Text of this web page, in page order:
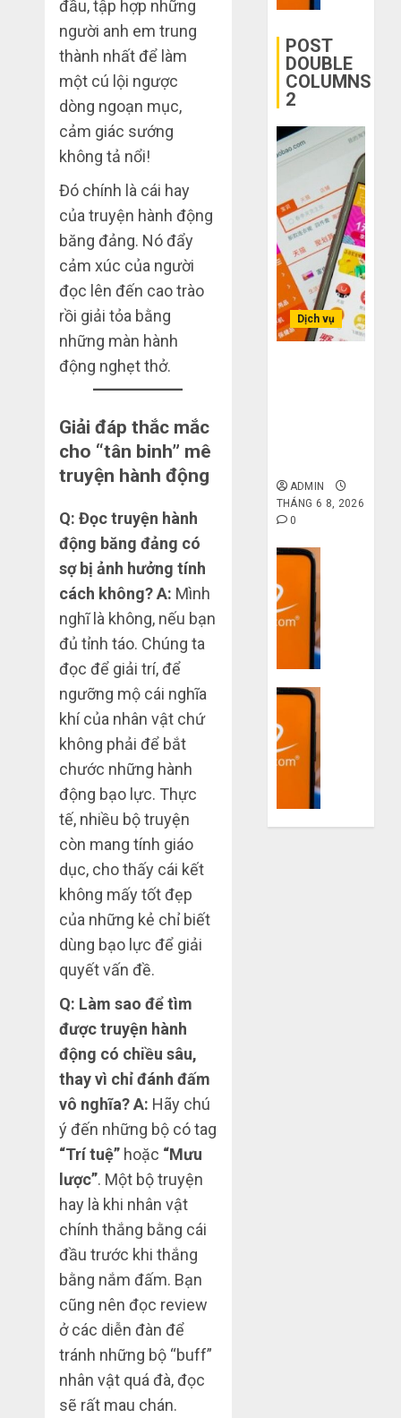
đầu, tập hợp những
người anh em trung
thành nhất để làm
một cú lội ngược
dòng ngoạn mục,
cảm giác sướng
không tả nổi!
Đó chính là cái hay
của truyện hành động
băng đảng. Nó đẩy
cảm xúc của người
đọc lên đến cao trào
rồi giải tỏa bằng
những màn hành
động nghẹt thở.
Giải đáp thắc mắc
cho “tân binh” mê
truyện hành động
Q: Đọc truyện hành
động băng đảng có
sợ bị ảnh hưởng tính
cách không?A: Mình
nghĩ là không, nếu bạn
đủ tỉnh táo. Chúng ta
đọc để giải trí, để
ngưỡng mộ cái nghĩa
khí của nhân vật chứ
không phải để bắt
chước những hành
động bạo lực. Thực
tế, nhiều bộ truyện
còn mang tính giáo
dục, cho thấy cái kết
không mấy tốt đẹp
của những kẻ chỉ biết
dùng bạo lực để giải
quyết vấn đề.
Q: Làm sao để tìm
được truyện hành
động có chiều sâu,
thay vì chỉ đánh đấm
vô nghĩa?A: Hãy chú
ý đến những bộ có tag
“Trí tuệ” hoặc “Mưu
lược”. Một bộ truyện
hay là khi nhân vật
chính thắng bằng cái
đầu trước khi thắng
bằng nắm đấm. Bạn
cũng nên đọc review
ở các diễn đàn để
tránh những bộ “buff”
nhân vật quá đà, đọc
sẽ rất mau chán.
6 2,
2026
nghệ
2026
bị
lỗ
mua
hàng
1688
THÁNG
6 5,
2026
0
POST
DOUBLE
COLUMNS
2
Dịch vụ
ADMIN
THÁNG 6 8, 2026
0